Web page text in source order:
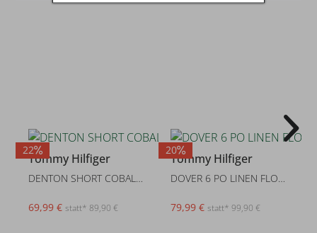
22
Tommy Hilfiger
DENTON SHORT COBALT BLUE
69,99 € statt* 89,90 €
20
Tommy Hilfiger
DOVER 6 PO LINEN FLORAL AOP 2
79,99 € statt* 99,90 €